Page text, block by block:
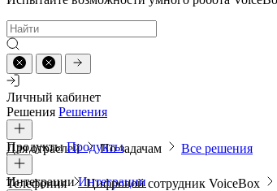
Личный кабинет
Решения Решения
Для отраслей По задачам Все решения
ПродуктыПродукты
Телефония Цифровой сотрудник VoiceBox
ИнтеграцииИнтеграции